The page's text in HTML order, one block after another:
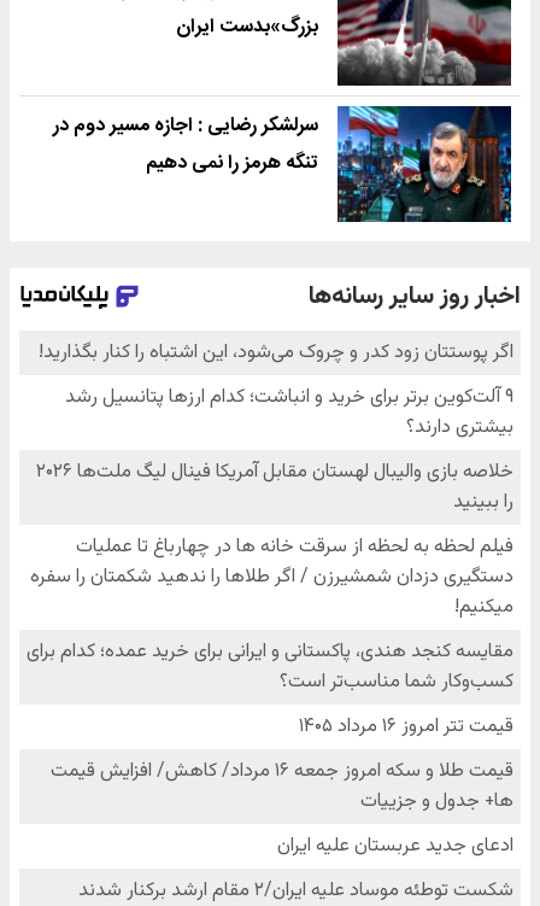
بزرگ»بدست ایران
سرلشکر رضایی : اجازه مسیر دوم در
تنگه هرمز را نمی دهیم